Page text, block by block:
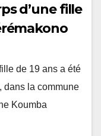
d’une fille
de 19 ans a été
dans la commune
Koumba